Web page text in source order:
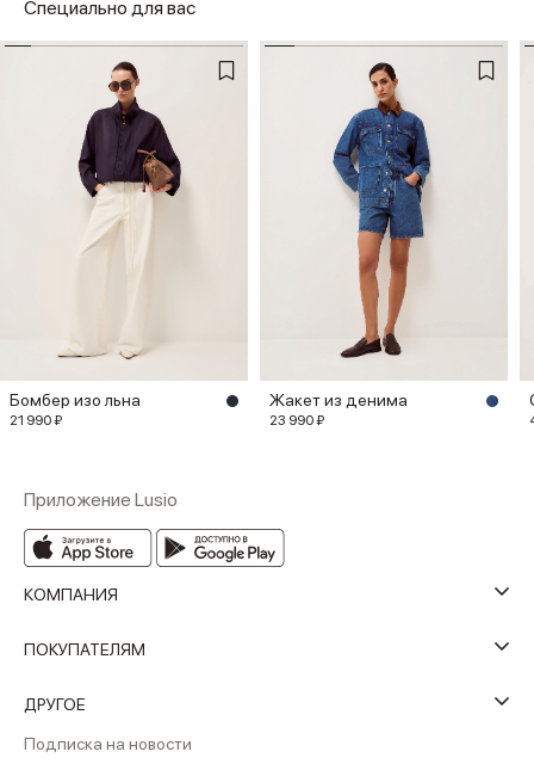
Специально для вас
Бомбер изо льна
21 990 ₽
Жакет из денима
23 990 ₽
Приложение Lusio
КОМПАНИЯ
ПОКУПАТЕЛЯМ
ДРУГОЕ
Подписка на новости